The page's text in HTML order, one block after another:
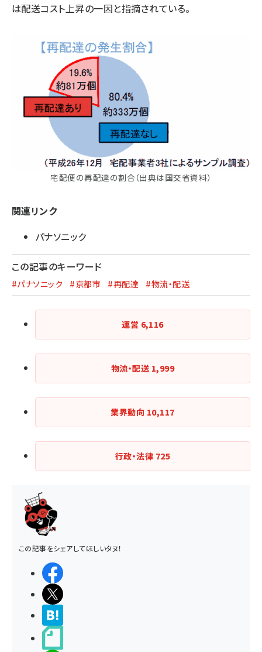
は配送コスト上昇の一因と指摘されている。
宅配便の再配達の割合（出典は国交省資料）
関連リンク
パナソニック
この記事のキーワード
#パナソニック #京都市 #再配達 #物流・配送
運営 6,116
物流・配送 1,999
業界動向 10,117
行政・法律 725
この記事をシェアしてほしいタヌ！